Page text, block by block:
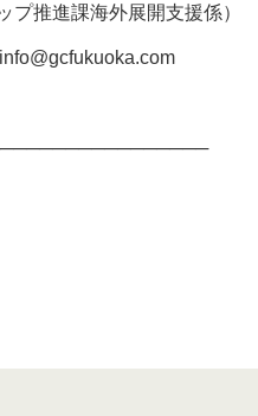
推進課海外展開支援係）